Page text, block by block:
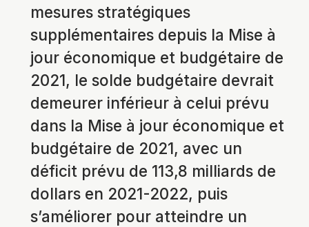
mesures stratégiques
supplémentaires depuis la Mise à
jour économique et budgétaire de
2021, le solde budgétaire devrait
demeurer inférieur à celui prévu
dans la Mise à jour économique et
budgétaire de 2021, avec un
déficit prévu de 113,8 milliards de
dollars en 2021-2022, puis
s’améliorer pour atteindre un